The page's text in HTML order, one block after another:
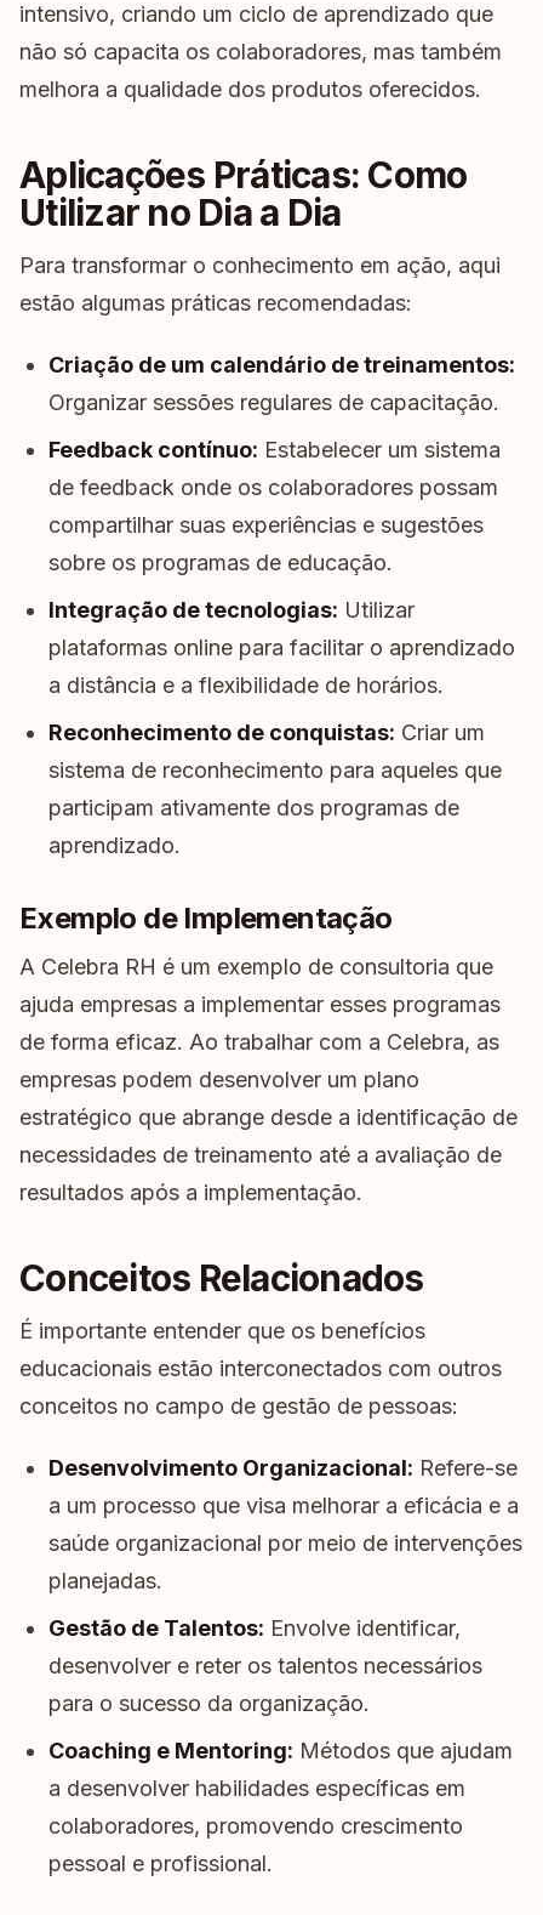
intensivo, criando um ciclo de aprendizado que
não só capacita os colaboradores, mas também
melhora a qualidade dos produtos oferecidos.
Aplicações Práticas: Como
Utilizar no Dia a Dia
Para transformar o conhecimento em ação, aqui
estão algumas práticas recomendadas:
Criação de um calendário de treinamentos:
Organizar sessões regulares de capacitação.
Feedback contínuo: Estabelecer um sistema
de feedback onde os colaboradores possam
compartilhar suas experiências e sugestões
sobre os programas de educação.
Integração de tecnologias: Utilizar
plataformas online para facilitar o aprendizado
a distância e a flexibilidade de horários.
Reconhecimento de conquistas: Criar um
sistema de reconhecimento para aqueles que
participam ativamente dos programas de
aprendizado.
Exemplo de Implementação
A Celebra RH é um exemplo de consultoria que
ajuda empresas a implementar esses programas
de forma eficaz. Ao trabalhar com a Celebra, as
empresas podem desenvolver um plano
estratégico que abrange desde a identificação de
necessidades de treinamento até a avaliação de
resultados após a implementação.
Conceitos Relacionados
É importante entender que os benefícios
educacionais estão interconectados com outros
conceitos no campo de gestão de pessoas:
Desenvolvimento Organizacional: Refere-se
a um processo que visa melhorar a eficácia e a
saúde organizacional por meio de intervenções
planejadas.
Gestão de Talentos: Envolve identificar,
desenvolver e reter os talentos necessários
para o sucesso da organização.
Coaching e Mentoring: Métodos que ajudam
a desenvolver habilidades específicas em
colaboradores, promovendo crescimento
pessoal e profissional.